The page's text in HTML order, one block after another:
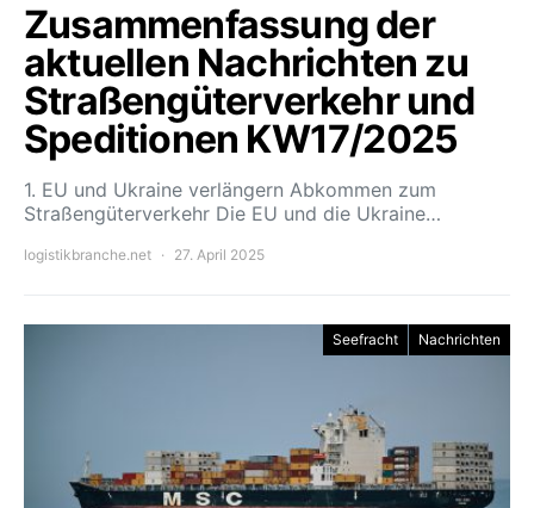
Zusammenfassung der
aktuellen Nachrichten zu
Straßengüterverkehr und
Speditionen KW17/2025
1. EU und Ukraine verlängern Abkommen zum
Straßengüterverkehr Die EU und die Ukraine…
logistikbranche.net 27. April 2025
Seefracht Nachrichten